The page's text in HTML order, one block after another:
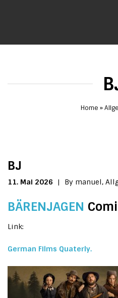
Home
BJ
11. Mai 2026 | By manuel,
BÄRENJAGEN
Link:
German Films Quaterly.